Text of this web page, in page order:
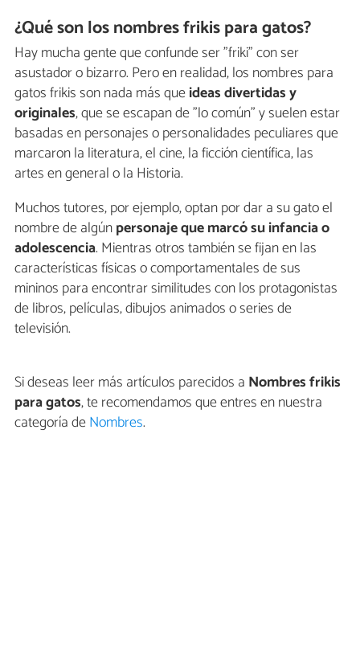
¿Qué son los nombres frikis para gatos?
Hay mucha gente que confunde ser "friki" con ser
asustador o bizarro. Pero en realidad, los nombres para
gatos frikis son nada más queideas divertidas y
originales, que se escapan de "lo común" y suelen estar
basadas en personajes o personalidades peculiares que
marcaron la literatura, el cine, la ficción científica, las
artes en general o la Historia.
Muchos tutores, por ejemplo, optan por dar a su gato el
nombre de algúnpersonaje que marcó su infancia o
adolescencia. Mientras otros también se fijan en las
características físicas o comportamentales de sus
mininos para encontrar similitudes con los protagonistas
de libros, películas, dibujos animados o series de
televisión.
Si deseas leer más artículos parecidos a Nombres frikis
para gatos, te recomendamos que entres en nuestra
categoría deNombres.